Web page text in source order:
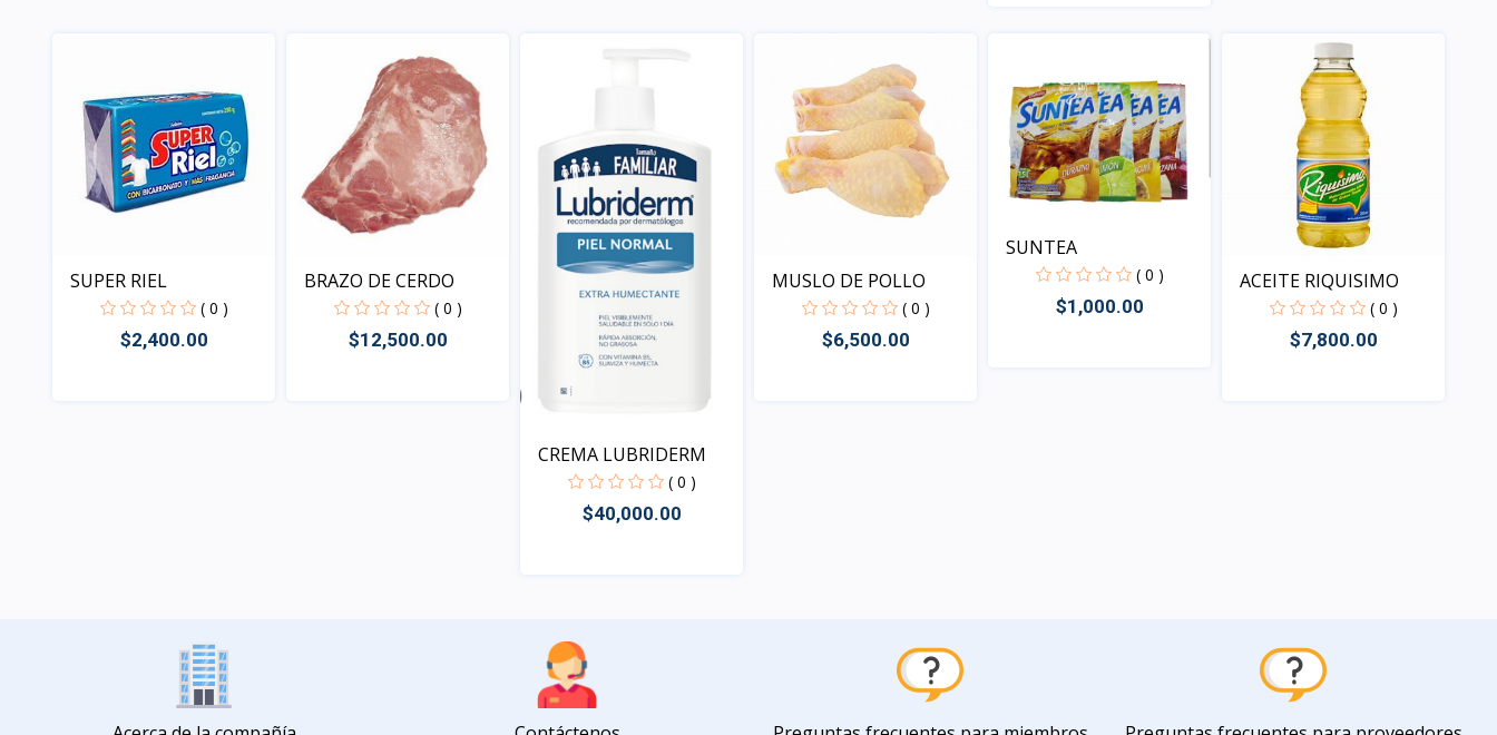
SUPER RIEL
( 0 )
$2,400.00
BRAZO DE CERDO
( 0 )
$12,500.00
CREMA LUBRIDERM
( 0 )
$40,000.00
MUSLO DE POLLO
( 0 )
$6,500.00
SUNTEA
( 0 )
$1,000.00
ACEITE RIQUISIMO
( 0 )
$7,800.00